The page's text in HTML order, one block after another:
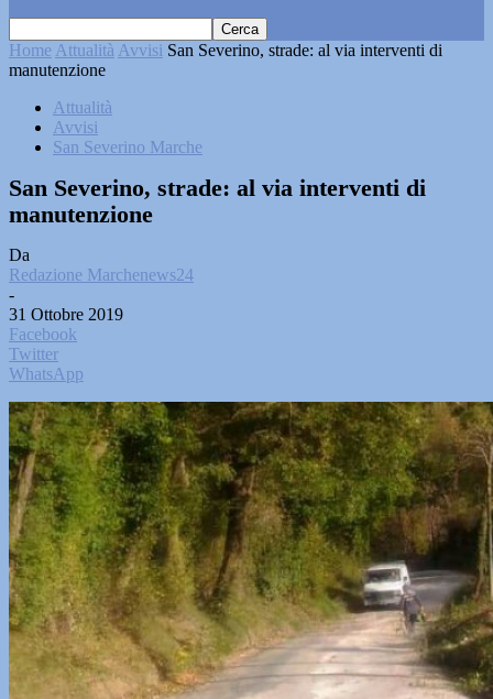
Home Attualità Avvisi San Severino, strade: al via interventi di
manutenzione
Attualità
Avvisi
San Severino Marche
San Severino, strade: al via interventi di
manutenzione
Da
Redazione Marchenews24
-
31 Ottobre 2019
Facebook
Twitter
WhatsApp